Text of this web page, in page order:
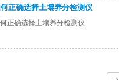
正确选择土壤养分检测仪
正确选择土壤养分检测仪